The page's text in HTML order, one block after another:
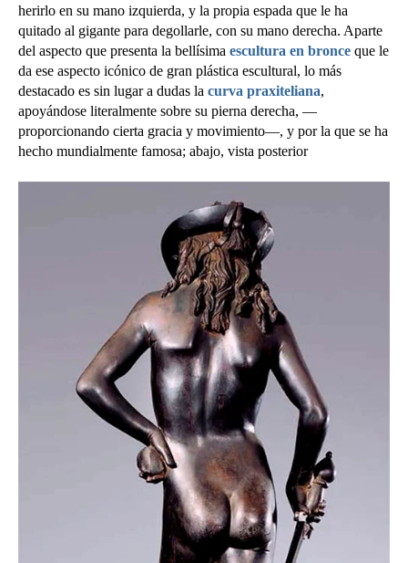
herirlo en su mano izquierda, y la propia espada que le ha
quitado al gigante para degollarle, con su mano derecha. Aparte
del aspecto que presenta la bellísima escultura en bronce que le
da ese aspecto icónico de gran plástica escultural, lo más
destacado es sin lugar a dudas la curva praxiteliana,
apoyándose literalmente sobre su pierna derecha, —
proporcionando cierta gracia y movimiento—, y por la que se ha
hecho mundialmente famosa; abajo, vista posterior